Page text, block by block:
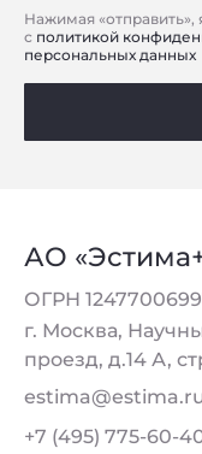
Нажимая
с политикой
персональных данных
АО
ОГРН
г. Москва,
проезд, д.14 А,
+7 (495) 775-60-